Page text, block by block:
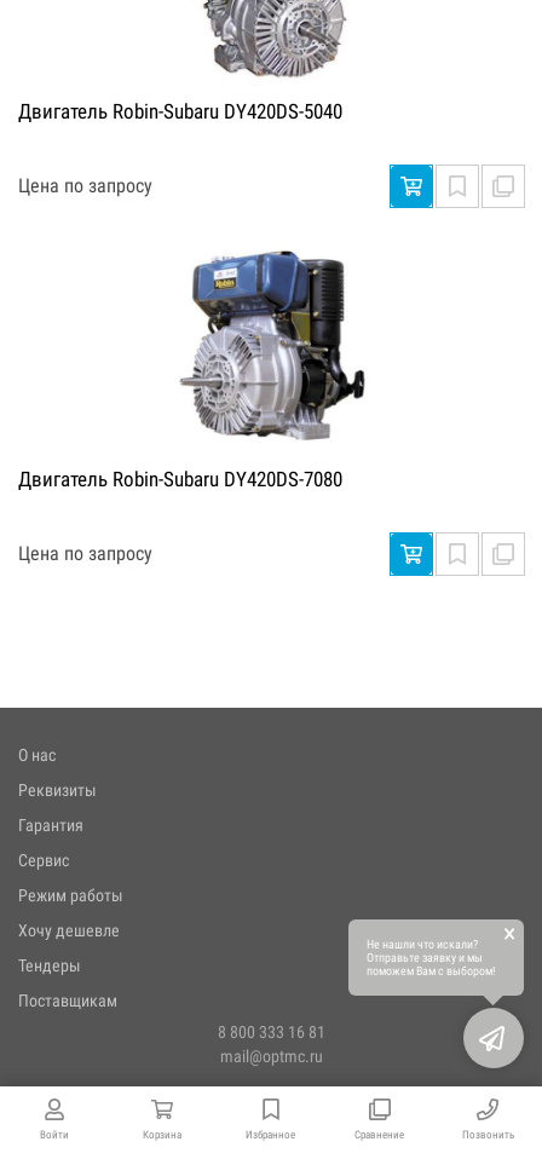
Войти Корзина Избранное Сравнение Позвонить
Двигатель Robin-Subaru DY420DS-5040
Цена по запросу
Двигатель Robin-Subaru DY420DS-7080
Цена по запросу
О нас
Реквизиты
Гарантия
Сервис
Режим работы
Хочу дешевле
Тендеры
Поставщикам
8 800 333 16 81
mail@optmc.ru
Не нашли что искали?
Отправьте заявку и мы
поможем Вам с выбором!
×